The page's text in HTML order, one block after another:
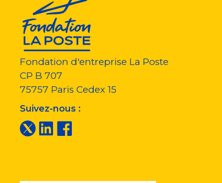
Fondation d'entreprise La Poste
CP B 707
75757 Paris Cedex 15
Suivez-nous :